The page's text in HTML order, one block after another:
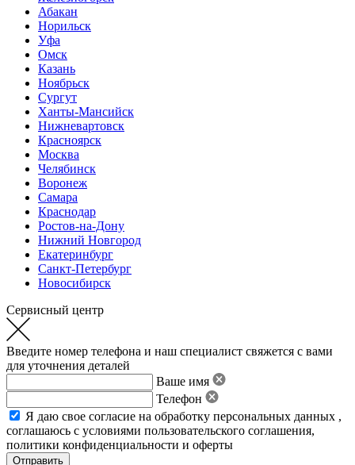
Абакан
Норильск
Уфа
Омск
Казань
Ноябрьск
Сургут
Ханты-Мансийск
Нижневартовск
Красноярск
Москва
Челябинск
Воронеж
Самара
Краснодар
Ростов-на-Дону
Нижний Новгород
Екатеринбург
Санкт-Петербург
Новосибирск
Сервисный центр
Введите номер телефона и наш специалист свяжется с вами
для уточнения деталей
Ваше имя
Телефон
Я даю свое согласие на обработку персональных данных ,
соглашаюсь с условиями пользовательского соглашения,
политики конфиденциальности и оферты